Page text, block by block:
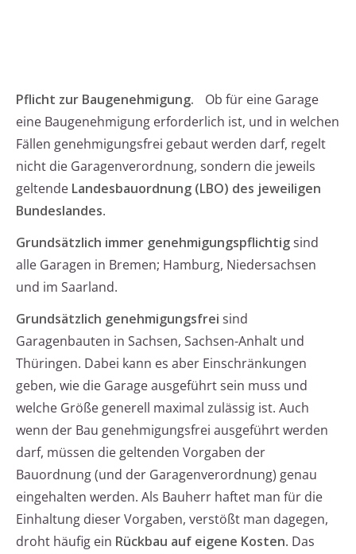
Pflicht zur Baugenehmigung.
Ob für eine Garage
eine Baugenehmigung erforderlich ist, und in welchen
Fällen genehmigungsfrei gebaut werden darf, regelt
nicht die Garagenverordnung, sondern die jeweils
geltende Landesbauordnung (LBO) des jeweiligen
Bundeslandes.
Grundsätzlich immer genehmigungspflichtigsind
alle Garagen in Bremen; Hamburg, Niedersachsen
und im Saarland.
Grundsätzlich genehmigungsfrei sind
Garagenbauten in Sachsen, Sachsen-Anhalt und
Thüringen. Dabei kann es aber Einschränkungen
geben, wie die Garage ausgeführt sein muss und
welche Größe generell maximal zulässig ist. Auch
wenn der Bau genehmigungsfrei ausgeführt werden
darf, müssen die geltenden Vorgaben der
Bauordnung (und der Garagenverordnung) genau
eingehalten werden. Als Bauherr haftet man für die
Einhaltung dieser Vorgaben, verstößt man dagegen,
droht häufig ein Rückbau auf eigene Kosten. Das